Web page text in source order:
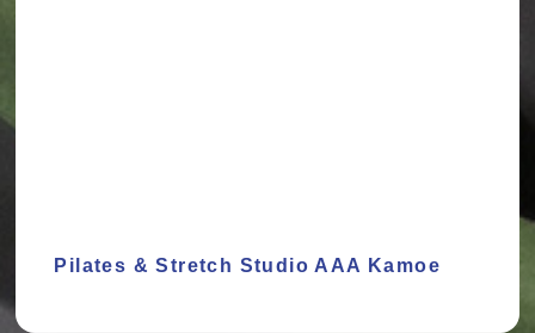
Pilates & Stretch Studio AAA Kamoe